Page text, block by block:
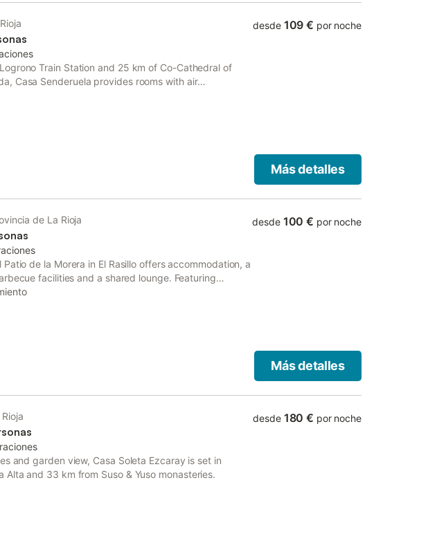
Train Station and 25 km of Co-Cathedral of
Casa Senderuela provides rooms with air
in Panzares.
desde 109 € por noche
Más detalles
de La Rioja
de la Morera in El Rasillo offers accommodation, a
facilities and a shared lounge. Featuring
country house also features free WiFi.
desde 100 € por noche
Más detalles
and garden view, Casa Soleta Ezcaray is set in
Alta and 33 km from Suso & Yuso monasteries.
desde 180 € por noche